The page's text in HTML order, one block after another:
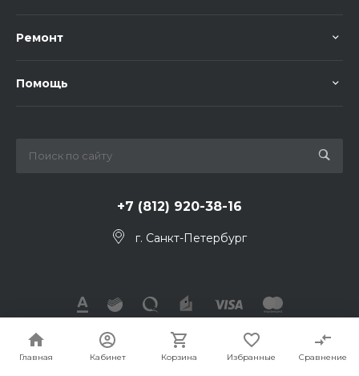
Главная Кабинет Корзина Избранные Сравнение
Ремонт
Помощь
+7 (812) 920-38-16
г. Санкт-Петербург
© 2026, Все права защищены